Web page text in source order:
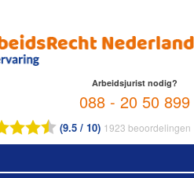
Arbeidsjurist nodig?
088 - 20 50 899
(9.5 / 10) 1923 beoordelingen